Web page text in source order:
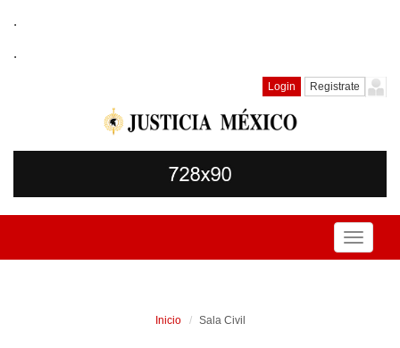
.
.
Login Registrate
Toggle
Inicio Sala Civil